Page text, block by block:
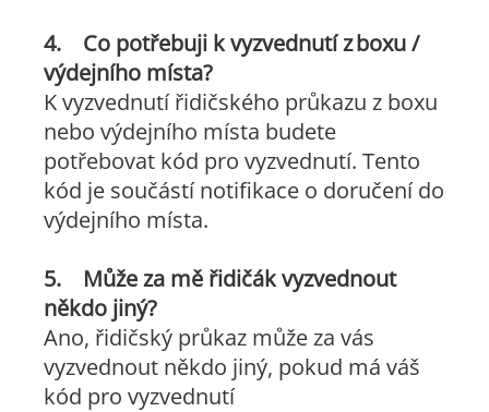
4. Co potřebuji k vyzvednutí z boxu /
výdejního místa?
K vyzvednutí řidičského průkazu z boxu
nebo výdejního místa budete
potřebovat kód pro vyzvednutí. Tento
kód je součástí notifikace o doručení do
výdejního místa.
5. Může za mě řidičák vyzvednout
někdo jiný?
Ano, řidičský průkaz může za vás
vyzvednout někdo jiný, pokud má váš
kód pro vyzvednutí